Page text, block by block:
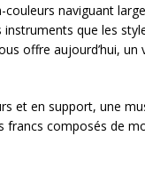
couleurs naviguant
que les
offre aujourd’hui,
et en support, une
francs composés de